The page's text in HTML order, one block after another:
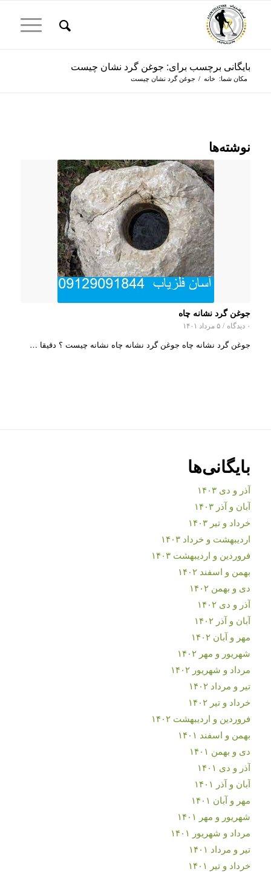
بایگانی برچسب برای: جوغن گرد نشان چیست
مکان شما: خانه / جوغن گرد نشان چیست
نوشته‌ها
جوغن گرد نشانه چاه
۰ دیدگاه / ۵ مرداد ۱۴۰۱
جوغن گرد نشانه چاه جوغن گرد نشانه چاه نشانه چیست ؟ دقیقا …
بایگانی‌ها
آذر و دی ۱۴۰۳
آبان و آذر ۱۴۰۳
خرداد و تیر ۱۴۰۳
اردیبهشت و خرداد ۱۴۰۳
فروردین و اردیبهشت ۱۴۰۳
بهمن و اسفند ۱۴۰۲
دی و بهمن ۱۴۰۲
آذر و دی ۱۴۰۲
آبان و آذر ۱۴۰۲
مهر و آبان ۱۴۰۲
شهریور و مهر ۱۴۰۲
مرداد و شهریور ۱۴۰۲
تیر و مرداد ۱۴۰۲
خرداد و تیر ۱۴۰۲
فروردین و اردیبهشت ۱۴۰۲
بهمن و اسفند ۱۴۰۱
دی و بهمن ۱۴۰۱
آذر و دی ۱۴۰۱
آبان و آذر ۱۴۰۱
مهر و آبان ۱۴۰۱
شهریور و مهر ۱۴۰۱
مرداد و شهریور ۱۴۰۱
تیر و مرداد ۱۴۰۱
خرداد و تیر ۱۴۰۱